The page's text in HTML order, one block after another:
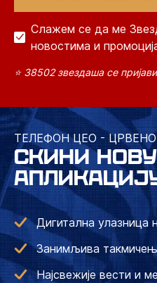
Слажем се да ме
новостима и
⭐ 38502 звездаша се
ТЕЛЕФОН ЦЕО -
СКИНИ НОВУ
Дигитална улазница
Занимљива
Најсвежије вести и